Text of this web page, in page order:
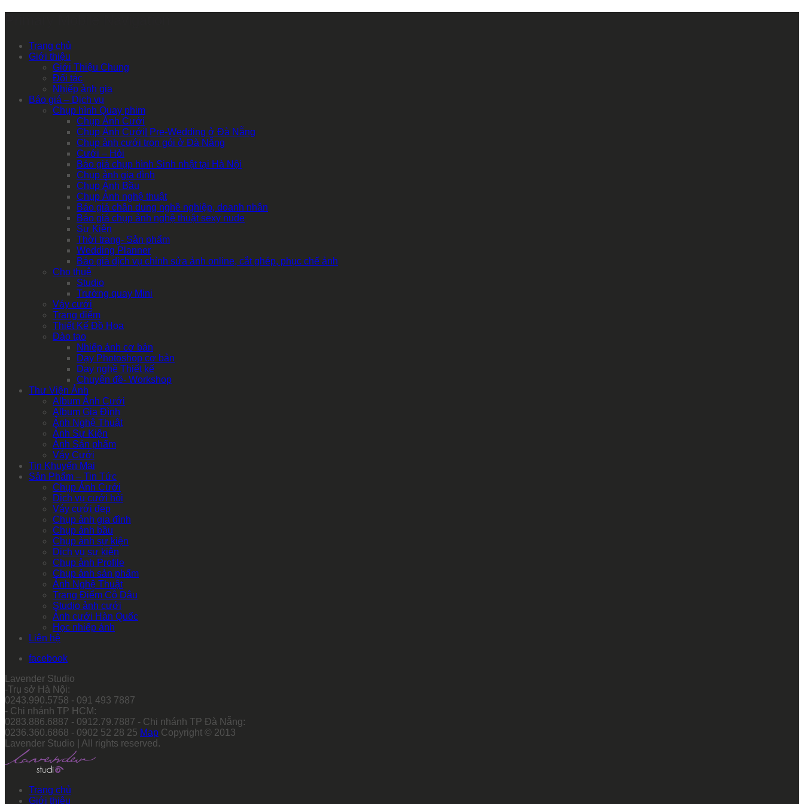
Trang chủ
Giới thiệu
Giới Thiệu Chung
Đối tác
Nhiếp ảnh gia
Báo giá – Dịch vụ
Chụp hình Quay phim
Chụp Ảnh Cưới
Chụp Ảnh Cưới| Pre-Wedding ở Đà Nẵng
Chụp ảnh cưới trọn gói ở Đà Nẵng
Cưới – Hỏi
Báo giá chụp hình Sinh nhật tại Hà Nội
Chụp ảnh gia đình
Chụp Ảnh Bầu
Chụp Ảnh nghệ thuật
Báo giá chân dung nghề nghiệp, doanh nhân
Báo giá chụp ảnh nghệ thuật sexy nude
Sự Kiện
Thời trang- Sản phẩm
Wedding Planner
Báo giá dịch vụ chỉnh sửa ảnh online, cắt ghép, phục chế ảnh
Cho thuê
Studio
Trường quay Mini
Váy cưới
Trang điểm
Thiết Kế Đồ Họa
Đào tạo
Nhiếp ảnh cơ bản
Dạy Photoshop cơ bản
Dạy nghề Thiết kế
Chuyên đề- Workshop
Thư Viện Ảnh
Album Ảnh Cưới
Album Gia Đình
Ảnh Nghệ Thuật
Ảnh Sự Kiện
Ảnh Sản phẩm
Váy Cưới
Tin Khuyến Mại
Sản Phẩm – Tin Tức
Chụp Ảnh Cưới
Dịch vụ cưới hỏi
Váy cưới đẹp
Chụp ảnh gia đình
Chụp ảnh bầu
Chụp ảnh sự kiện
Dịch vụ sự kiện
Chụp ảnh Profile
Chụp ảnh sản phẩm
Ảnh Nghệ Thuật
Trang Điểm Cô Dâu
Studio ảnh cưới
Ảnh cưới Hàn Quốc
Học nhiếp ảnh
Liên hệ
facebook
Lavender Studio
-Trụ sở Hà Nội:
0243.990.5758 - 091 493 7887
- Chi nhánh TP HCM:
0283.886.6887 - 0912.79.7887 - Chi nhánh TP Đà Nẵng:
0236.360.6868 - 0902 52 28 25 Map Copyright © 2013
Lavender Studio | All rights reserved.
Trang chủ
Giới thiệu